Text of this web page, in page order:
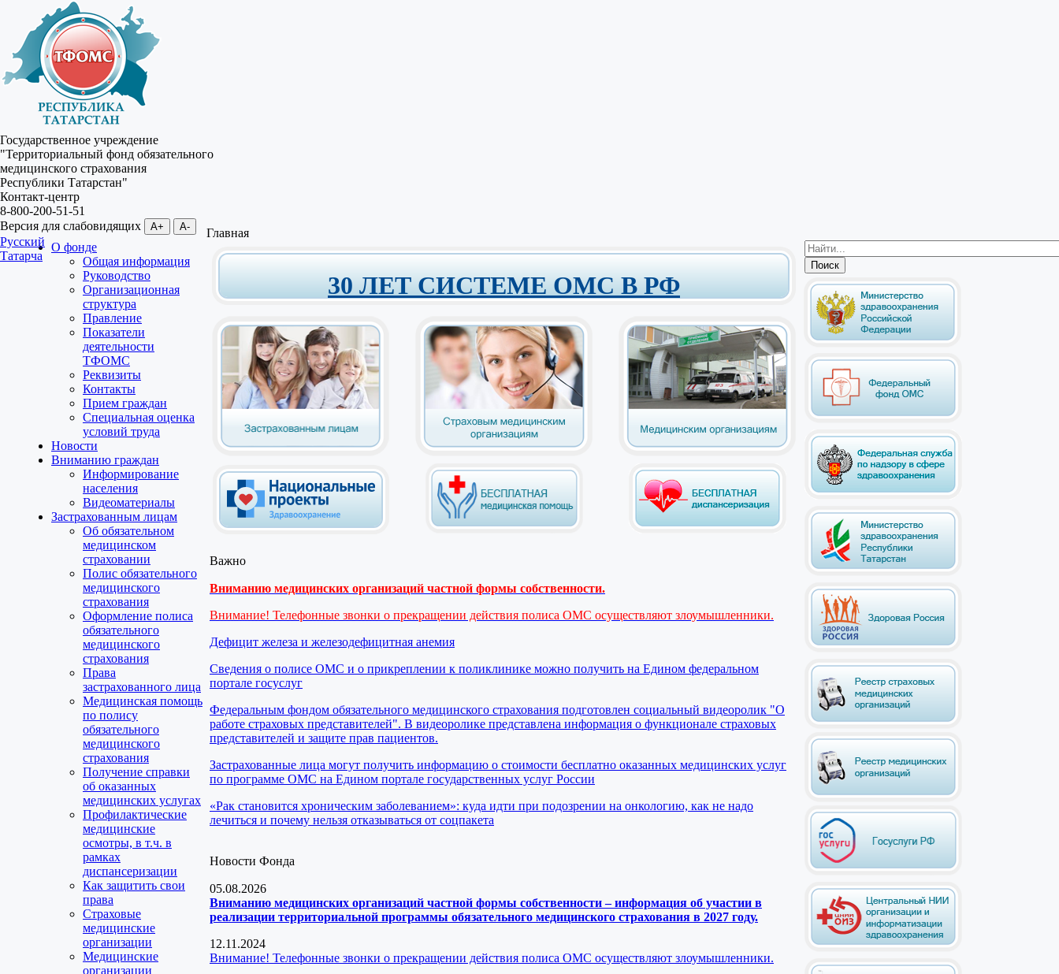
Государственное учреждение
"Территориальный фонд обязательного
медицинского страхования
Республики Татарстан"
Контакт-центр
8-800-200-51-51
Версия для слабовидящих
A+ A-
Русский
Татарча
О фонде
Общая информация
Руководство
Организационная
структура
Правление
Показатели
деятельности
ТФОМС
Реквизиты
Контакты
Прием граждан
Специальная оценка
условий труда
Новости
Вниманию граждан
Информирование
населения
Видеоматериалы
Застрахованным лицам
Об обязательном
медицинском
страховании
Полис обязательного
медицинского
страхования
Оформление полиса
обязательного
медицинского
страхования
Права
застрахованного лица
Медицинская помощь
по полису
обязательного
медицинского
страхования
Получение справки
об оказанных
медицинских услугах
Профилактические
медицинские
осмотры, в т.ч. в
рамках
диспансеризации
Как защитить свои
права
Страховые
медицинские
организации
Медицинские
организации
Главная
30 ЛЕТ СИСТЕМЕ ОМС В РФ
Важно
Вниманию медицинских организаций частной формы собственности.
Внимание! Телефонные звонки о прекращении действия полиса ОМС осуществляют злоумышленники.
Дефицит железа и железодефицитная анемия
Сведения о полисе ОМС и о прикреплении к поликлинике можно получить на Едином федеральном
портале госуслуг
Федеральным фондом обязательного медицинского страхования подготовлен социальный видеоролик "О
работе страховых представителей". В видеоролике представлена информация о функционале страховых
представителей и защите прав пациентов.
Застрахованные лица могут получить информацию о стоимости бесплатно оказанных медицинских услуг
по программе ОМС на Едином портале государственных услуг России
«Рак становится хроническим заболеванием»: куда идти при подозрении на онкологию, как не надо
лечиться и почему нельзя отказываться от соцпакета
Новости Фонда
05.08.2026
Вниманию медицинских организаций частной формы собственности – информация об участии в
реализации территориальной программы обязательного медицинского страхования в 2027 году.
12.11.2024
Внимание! Телефонные звонки о прекращении действия полиса ОМС осуществляют злоумышленники.